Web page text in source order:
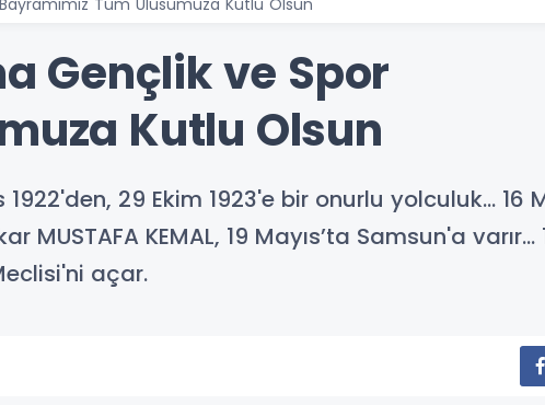
Tüm Ulusumuza Kutlu Olsun
Gençlik ve Spor
Kutlu Olsun
29 Ekim 1923'e bir onurlu yolculuk… 16
KEMAL, 19 Mayıs’ta Samsun'a varır...
açar.